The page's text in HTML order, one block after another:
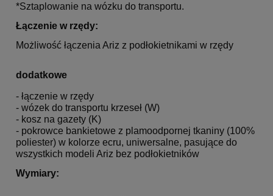
*Sztaplowanie na wózku do transportu.
Łączenie w rzędy:
Możliwość łączenia Ariz z podłokietnikami w rzędy
dodatkowe
- łączenie w rzędy
- wózek do transportu krzeseł (W)
- kosz na gazety (K)
- pokrowce bankietowe z plamoodpornej tkaniny (100%
poliester) w kolorze ecru, uniwersalne, pasujące do
wszystkich modeli Ariz bez podłokietników
Wymiary: